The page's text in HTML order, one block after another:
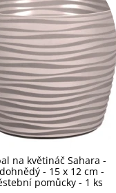
na květináč Sahara -
- 15 x 12 cm -
pomůcky - 1 ks